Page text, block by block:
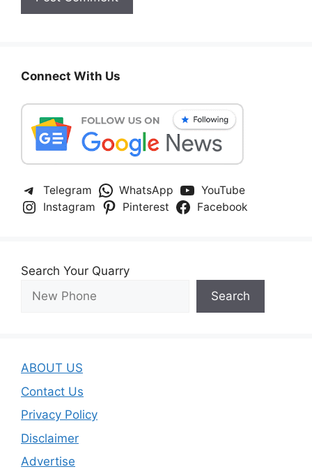
Connect With Us
Telegram WhatsApp
YouTube
Instagram
Pinterest Facebook
Search Your Quarry
Search
ABOUT US
Contact Us
Privacy Policy
Disclaimer
Advertise